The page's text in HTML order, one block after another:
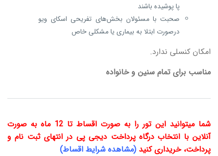
پا پوشیده باشند
صحبت با مسئولان بخش‌های تفریحی اسکای ویو
در‌صورت ابتلا به بیماری یا مشکلی خاص
امکان کنسلی ندارد.
مناسب برای تمام سنین و خانواده
شما میتوانید این تور را به صورت اقساط تا 12 ماه به صورت
آنلاین با انتخاب درگاه پرداخت دیجی پی در انتهای ثبت نام و
پرداخت، خریداری کنید (مشاهده شرایط اقساط)